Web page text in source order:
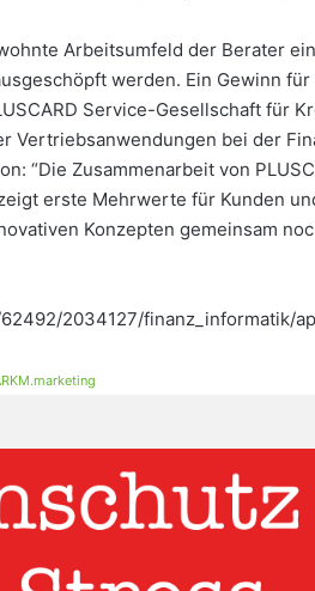
Arbeitsumfeld der Berater
werden. Ein Gewinn für
Service-Gesellschaft für
Vertriebsanwendungen bei der
“Die Zusammenarbeit von
erste Mehrwerte für Kunden
Konzepten gemeinsam
2034127/finanz_informatik/